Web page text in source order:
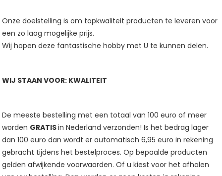
Onze doelstelling is om topkwaliteit producten te leveren voor
een zo laag mogelijke prijs.
Wij hopen deze fantastische hobby met U te kunnen delen.
WIJ STAAN VOOR: KWALITEIT
De meeste bestelling met een totaal van 100 euro of meer
worden GRATISin Nederland verzonden! Is het bedrag lager
dan 100 euro dan wordt er automatisch 6,95 euro in rekening
gebracht tijdens het bestelproces. Op bepaalde producten
gelden afwijkende voorwaarden. Of u kiest voor het afhalen